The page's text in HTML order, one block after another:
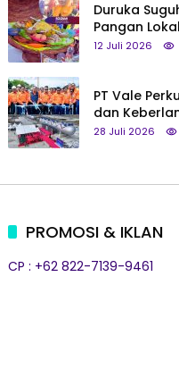
Duruka
Pangan
12 Juli 2026
PT Vale
dan
Morowali
28 Juli 2026
PROMOSI & IKLAN
CP : +62 822-7139-9461